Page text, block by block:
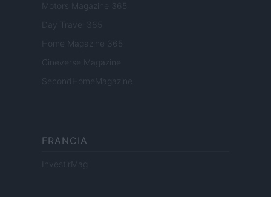
Motors Magazine 365
Day Travel 365
Home Magazine 365
Cineverse Magazine
SecondHomeMagazine
FRANCIA
InvestirMag